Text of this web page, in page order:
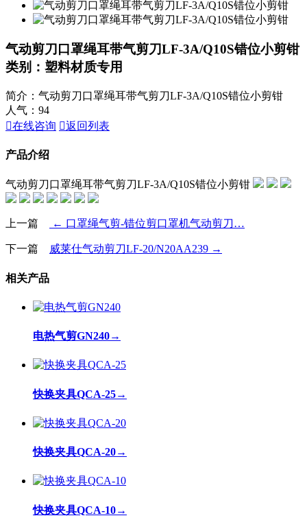
气动剪刀口罩绳耳带气剪刀LF-3A/Q10S错位小剪钳
类别：塑料材质专用
简介：气动剪刀口罩绳耳带气剪刀LF-3A/Q10S错位小剪钳
人气： 94
在线咨询 返回列表
产品介绍
气动剪刀口罩绳耳带气剪刀LF-3A/Q10S错位小剪钳
上一篇 ← 口罩绳气剪-错位剪口罩机气动剪刀…
下一篇 威莱仕气动剪刀LF-20/N20AA239 →
相关产品
电热气剪GN240→
快换夹具QCA-25→
快换夹具QCA-20→
快换夹具QCA-10→